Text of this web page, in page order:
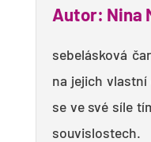
Autor: Nina
sebelásková
na jejich
se ve své síle
souvislostech.